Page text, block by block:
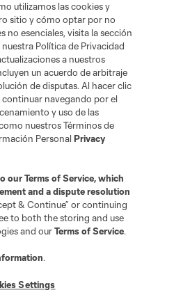
privacidad
No vender mi información
la Major League Soccer y MLS son
L.L.C. (“MLS”). Los nombres y logos
y son marcas bajo ley común
utilizamos las cookies y
sitio y cómo optar por no
no esenciales, visita la sección
nuestra Política de Privacidad
a nuestros
un acuerdo de arbitraje
de disputas. Al hacer clic
continuar navegando por el
y uso de las
nuestros Términos de
PersonalPrivacy
ourTerms of Service, which
and a dispute resolution
& Continue” or continuing
to both the storing and use
and ourTerms of Service.
.
Settings